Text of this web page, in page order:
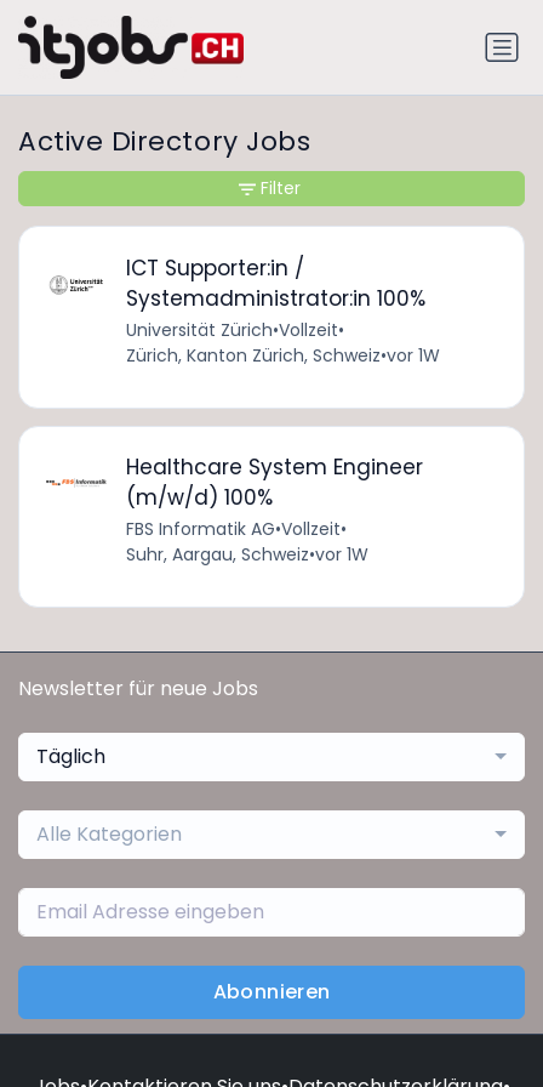
Active Directory Jobs
ICT Supporter:in /
Systemadministrator:in 100%
Universität Zürich•Vollzeit•
Zürich, Kanton Zürich, Schweiz•vor 1W
Healthcare System Engineer
(m/w/d) 100%
FBS Informatik AG•Vollzeit•
Suhr, Aargau, Schweiz•vor 1W
Filter
Newsletter für neue Jobs
Täglich
Alle Kategorien
Abonnieren